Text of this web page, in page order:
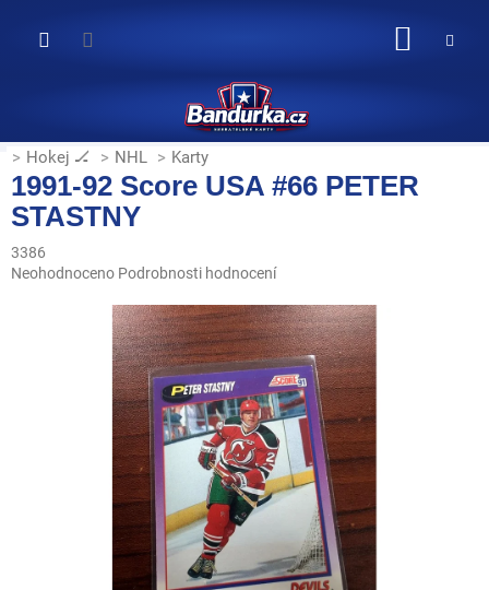
obsah
Hokej 🏒 NHL Karty
1991-92 Score USA #66 PETER
STASTNY
3386
Průměrné
Neohodnoceno Podrobnosti hodnocení